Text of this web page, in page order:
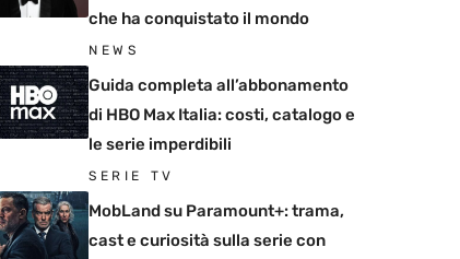
che ha conquistato il mondo
NEWS
Guida completa all’abbonamento
di HBO Max Italia: costi, catalogo e
le serie imperdibili
SERIE TV
MobLand su Paramount+: trama,
cast e curiosità sulla serie con